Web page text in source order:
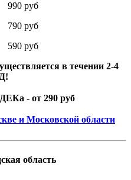
руб
руб
руб
в течении 2-4
- от 290 руб
и Московской области
область